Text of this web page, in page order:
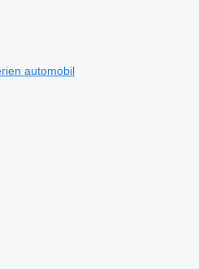
automobil